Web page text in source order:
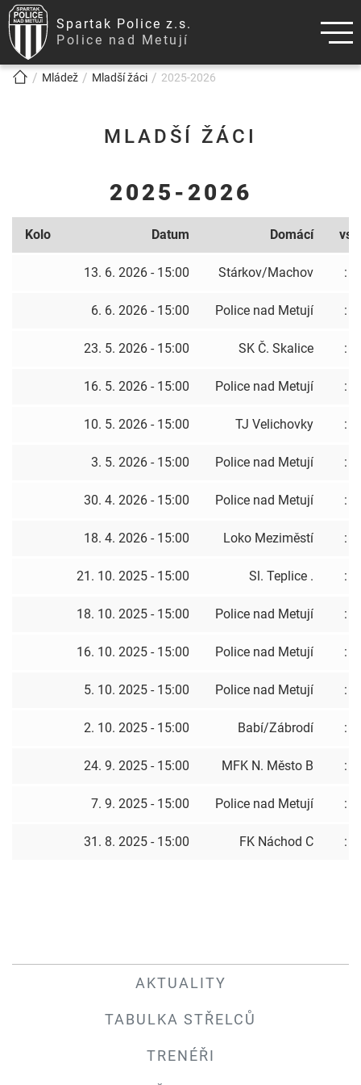
Spartak Police z.s.
Police nad Metují
!!!BREADCRUMB!!!
Mládež Mladší žáci 2025-2026
MLADŠÍ ŽÁCI
2025-2026
Kolo Datum Domácí vs
13. 6. 2026 - 15:00 Stárkov/Machov :
6. 6. 2026 - 15:00 Police nad Metují :
23. 5. 2026 - 15:00 SK Č. Skalice :
16. 5. 2026 - 15:00 Police nad Metují :
10. 5. 2026 - 15:00 TJ Velichovky :
3. 5. 2026 - 15:00 Police nad Metují :
30. 4. 2026 - 15:00 Police nad Metují :
18. 4. 2026 - 15:00 Loko Meziměstí :
21. 10. 2025 - 15:00 Sl. Teplice . :
18. 10. 2025 - 15:00 Police nad Metují :
16. 10. 2025 - 15:00 Police nad Metují :
5. 10. 2025 - 15:00 Police nad Metují :
2. 10. 2025 - 15:00 Babí/Zábrodí :
24. 9. 2025 - 15:00 MFK N. Město B :
7. 9. 2025 - 15:00 Police nad Metují :
31. 8. 2025 - 15:00 FK Náchod C :
AKTUALITY
TABULKA STŘELCŮ
TRENÉŘI